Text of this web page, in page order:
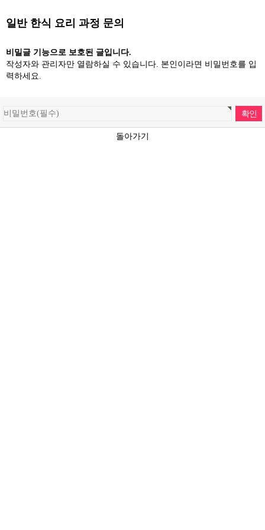
일반 한식 요리 과정 문의
비밀글 기능으로 보호된 글입니다.
작성자와 관리자만 열람하실 수 있습니다. 본인이라면 비밀번호를 입
력하세요.
돌아가기